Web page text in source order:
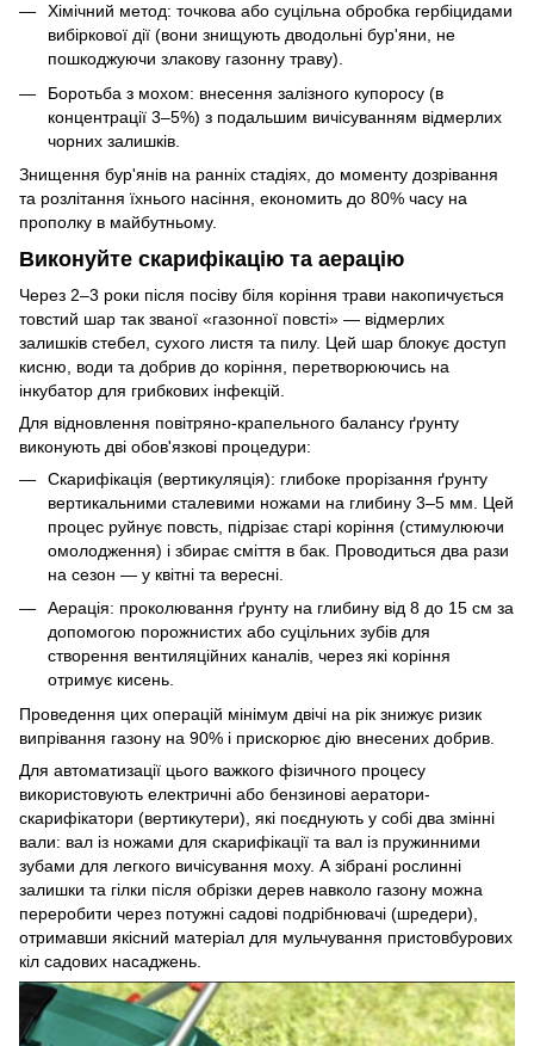
Хімічний метод: точкова або суцільна обробка гербіцидами
вибіркової дії (вони знищують дводольні бур'яни, не
пошкоджуючи злакову газонну траву).
Боротьба з мохом: внесення залізного купоросу (в
концентрації 3–5%) з подальшим вичісуванням відмерлих
чорних залишків.
Знищення бур'янів на ранніх стадіях, до моменту дозрівання
та розлітання їхнього насіння, економить до 80% часу на
прополку в майбутньому.
Виконуйте скарифікацію та аерацію
Через 2–3 роки після посіву біля коріння трави накопичується
товстий шар так званої «газонної повсті» — відмерлих
залишків стебел, сухого листя та пилу. Цей шар блокує доступ
кисню, води та добрив до коріння, перетворюючись на
інкубатор для грибкових інфекцій.
Для відновлення повітряно-крапельного балансу ґрунту
виконують дві обов'язкові процедури:
Скарифікація (вертикуляція): глибоке прорізання ґрунту
вертикальними сталевими ножами на глибину 3–5 мм. Цей
процес руйнує повсть, підрізає старі коріння (стимулюючи
омолодження) і збирає сміття в бак. Проводиться два рази
на сезон — у квітні та вересні.
Аерація: проколювання ґрунту на глибину від 8 до 15 см за
допомогою порожнистих або суцільних зубів для
створення вентиляційних каналів, через які коріння
отримує кисень.
Проведення цих операцій мінімум двічі на рік знижує ризик
випрівання газону на 90% і прискорює дію внесених добрив.
Для автоматизації цього важкого фізичного процесу
використовують електричні або бензинові аератори-
скарифікатори (вертикутери), які поєднують у собі два змінні
вали: вал із ножами для скарифікації та вал із пружинними
зубами для легкого вичісування моху. А зібрані рослинні
залишки та гілки після обрізки дерев навколо газону можна
переробити через потужні садові подрібнювачі (шредери),
отримавши якісний матеріал для мульчування пристовбурових
кіл садових насаджень.